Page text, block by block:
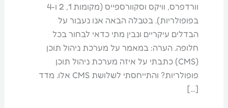
וורדפרס, וויקס וסקוורספייס (מקומות 1, 2 ו-4
בפופולריות). בטבלה הבאה אנו נעבור על
הבדלים עיקריים ונבין מתי כדאי לבחור בכל
חלופה. הערה: במאמר על מערכת ניהול תוכן
(CMS) כתבתי על איזה מערכת ניהול תוכן
פופולריות? והתייחסתי לשלושת CMS אלו. מדד
[…]